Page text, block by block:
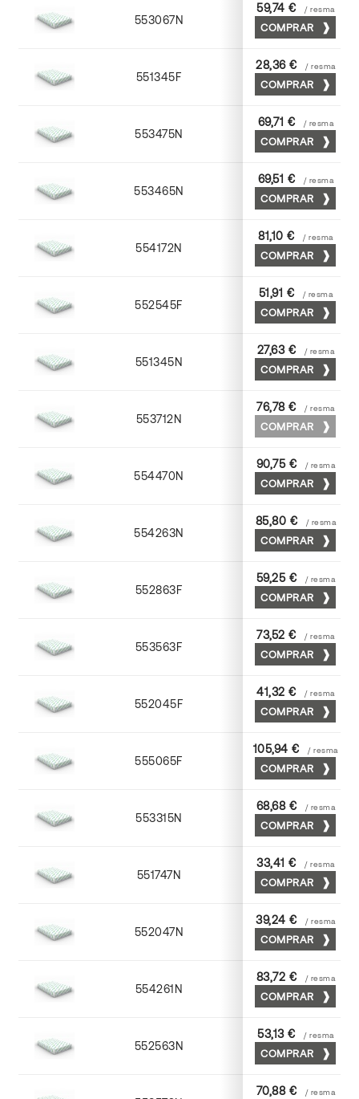
553067N 65 x 90
59,74 € / resma
COMPRAR
551345F 45 x 64
28,36 € / resma
COMPRAR
553475N 75 x 53
69,71 € / resma
COMPRAR
553465N 65 x 90
69,51 € / resma
COMPRAR
554172N 70 x 100
81,10 € / resma
COMPRAR
552545F 45 x 64
51,91 € / resma
COMPRAR
551345N 45 x 64
27,63 € / resma
COMPRAR
553712N 72 x 102
76,78 € / resma
COMPRAR
554470N 70 x 100
90,75 € / resma
COMPRAR
554263N 63 x 88
85,80 € / resma
COMPRAR
552863F 63 x 88
59,25 € / resma
COMPRAR
553563F 63 x 88
73,52 € / resma
COMPRAR
552045F 45 x 64
41,32 € / resma
COMPRAR
555065F 65 x 90
105,94 € / resma
COMPRAR
553315N 72 x 102
68,68 € / resma
COMPRAR
551747N 45 x 64
33,41 € / resma
COMPRAR
552047N 45 x 64
39,24 € / resma
COMPRAR
554261N 63 x 88
83,72 € / resma
COMPRAR
552563N 63 x 88
53,13 € / resma
COMPRAR
70,88 € / resma